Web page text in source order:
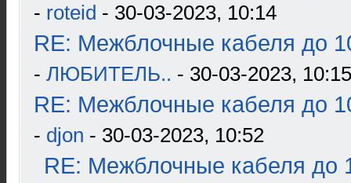
- roteid - 30-03-2023, 10:14
RE: Межблочные кабеля до
- ЛЮБИТЕЛЬ.. - 30-03-2023, 10:15
RE: Межблочные кабеля до
- djon - 30-03-2023, 10:52
RE: Межблочные кабеля до